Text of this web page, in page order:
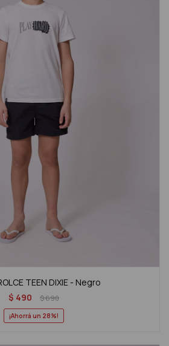
TEEN DIXIE - Negro
$ 490 $690
28